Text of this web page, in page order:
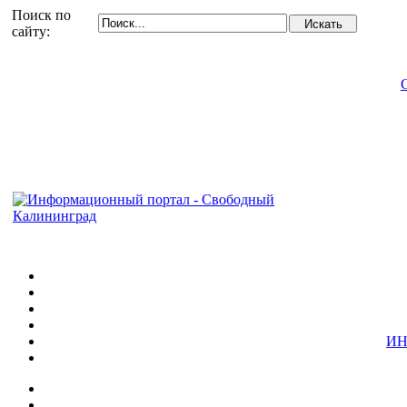
Поиск по
сайту: